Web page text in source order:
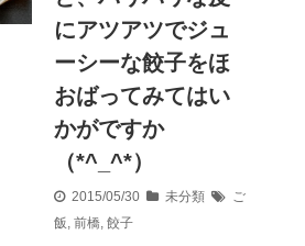
にアツアツでジュ
ーシーな餃子をほ
おばってみてはい
かがですか
（*^_^*）
2015/05/30 未分類
ご
飯, 前橋, 餃子